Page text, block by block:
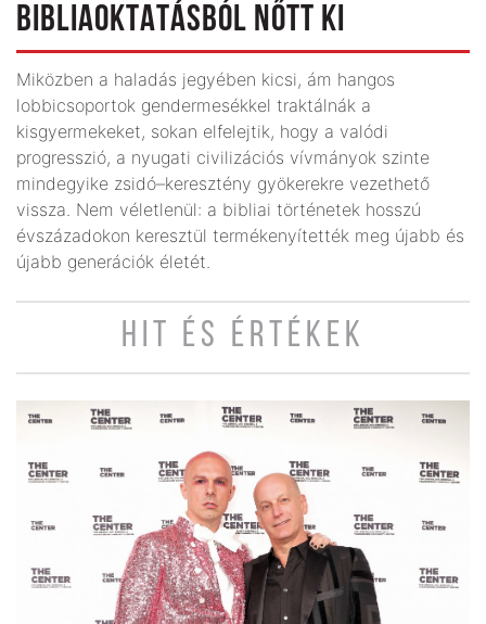
BIBLIAOKTATÁSBÓL NŐTT KI
Miközben a haladás jegyében kicsi, ám hangos
lobbicsoportok gendermesékkel traktálnák a
kisgyermekeket, sokan elfelejtik, hogy a valódi
progresszió, a nyugati civilizációs vívmányok szinte
mindegyike zsidó–keresztény gyökerekre vezethető
vissza. Nem véletlenül: a bibliai történetek hosszú
évszázadokon keresztül termékenyítették meg újabb és
újabb generációk életét.
HIT ÉS ÉRTÉKEK